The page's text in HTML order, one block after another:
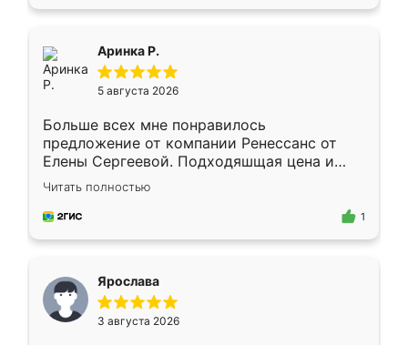
Аринка Р.
5 августа 2026
Больше всех мне понравилось
предложение от компании Ренессанс от
Елены Сергеевой. Подходяшщая цена и
короткие сроки изготовления. Приехавший
для замера сотрудник Владислав
предложил по моему эскизу самый
Читать полностью
1
Ярослава
3 августа 2026